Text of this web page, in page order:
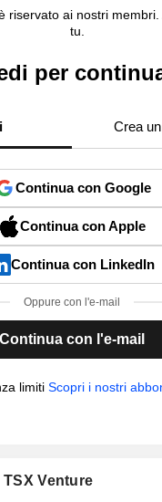
riservato ai nostri
tu.
per
Crea
Continua con Google
Continua con Apple
Continua con LinkedIn
Oppure con l'e-mail
Continua con l'e-mail
limiti Scopri i nostri
Venture